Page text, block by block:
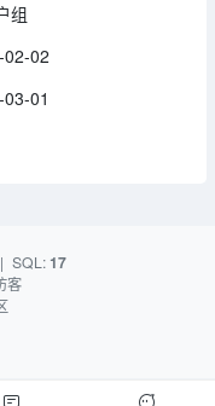
组
02
01
| SQL:17
客